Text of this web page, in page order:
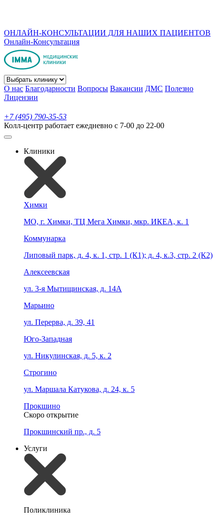
ОНЛАЙН-КОНСУЛЬТАЦИИ ДЛЯ НАШИХ ПАЦИЕНТОВ
Онлайн-Консультация
О нас Благодарности Вопросы Вакансии ДМС Полезно
Лицензии
+7 (495) 790-35-53
Колл-центр работает ежедневно с 7-00 до 22-00
Клиники
Химки
МО, г. Химки, ТЦ Мега Химки, мкр. ИКЕА, к. 1
Коммунарка
Липовый парк, д. 4, к. 1, стр. 1 (К1); д. 4, к.3, стр. 2 (К2)
Алексеевская
ул. 3-я Мытищинская, д. 14А
Марьино
ул. Перерва, д. 39, 41
Юго-Западная
ул. Никулинская, д. 5, к. 2
Строгино
ул. Маршала Катукова, д. 24, к. 5
Прокшино
Скоро открытие
Прокшинский пр., д. 5
Услуги
Поликлиника